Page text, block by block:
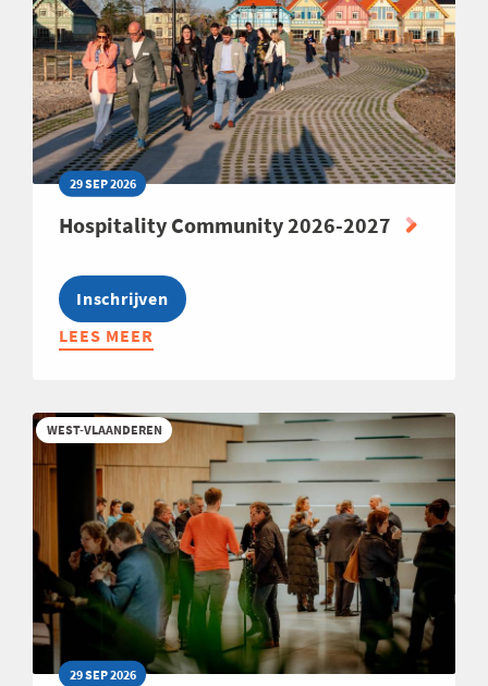
MET
KUNSTENAAR
RALPH
NOLLET
29 SEP 2026
Hospitality Community 2026-2027
Inschrijven
LEES MEER
ABOUT
2026-
2027
WEST-VLAANDEREN
29 SEP 2026